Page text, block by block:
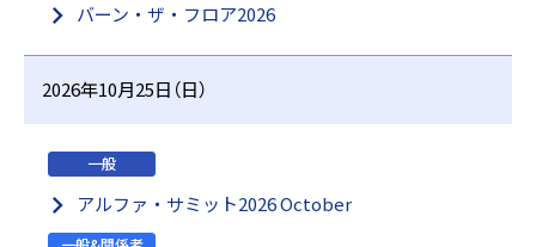
バーン・ザ・フロア2026
2026年10月25日（日）
一般
アルファ・サミット2026 October